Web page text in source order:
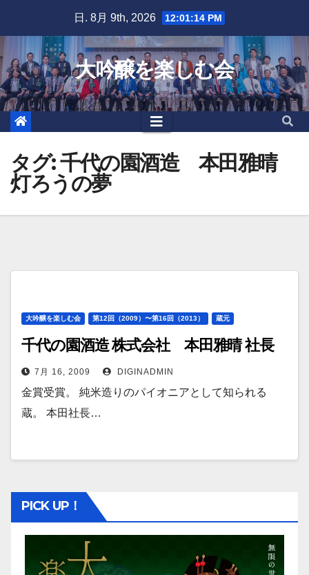
content
日. 8月 9th, 2026 12:01:15 PM
大吟醸を楽しむ会
タグ:千代の園酒造 本田雅晴
灯ろうの夢
大吟醸を楽しむ会 第12回（2009）〜第16回（2013） 蔵元
千代の園酒造 株式会社 本田雅晴 社長
7月 16, 2009 DIGINADMIN
金賞受賞。 純米造りのパイオニアとして知られる
蔵。 本田社長…
PICK UP！